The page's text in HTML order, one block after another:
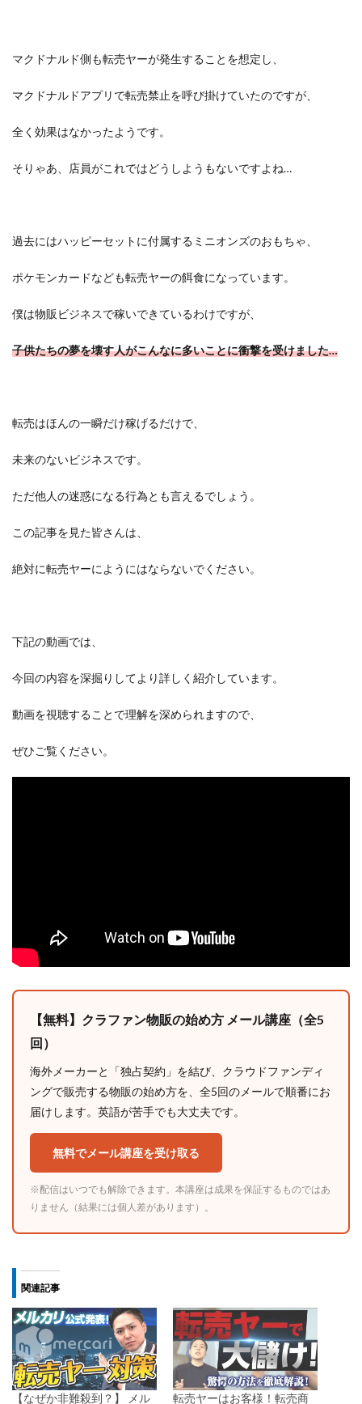
マクドナルド側も転売ヤーが発生することを想定し、
マクドナルドアプリで転売禁止を呼び掛けていたのですが、
全く効果はなかったようです。
そりゃあ、店員がこれではどうしようもないですよね…
過去にはハッピーセットに付属するミニオンズのおもちゃ、
ポケモンカードなども転売ヤーの餌食になっています。
僕は物販ビジネスで稼いできているわけですが、
子供たちの夢を壊す人がこんなに多いことに衝撃を受けました…
転売はほんの一瞬だけ稼げるだけで、
未来のないビジネスです。
ただ他人の迷惑になる行為とも言えるでしょう。
この記事を見た皆さんは、
絶対に転売ヤーにようにはならないでください。
下記の動画では、
今回の内容を深掘りしてより詳しく紹介しています。
動画を視聴することで理解を深められますので、
ぜひご覧ください。
【無料】クラファン物販の始め方 メール講座（全5
回）
海外メーカーと「独占契約」を結び、クラウドファンディ
ングで販売する物販の始め方を、全5回のメールで順番にお
届けします。英語が苦手でも大丈夫です。
無料でメール講座を受け取る
※配信はいつでも解除できます。本講座は成果を保証するものではあ
りません（結果には個人差があります）。
関連記事
【なぜか非難殺到？】 メル
転売ヤーはお客様！転売商